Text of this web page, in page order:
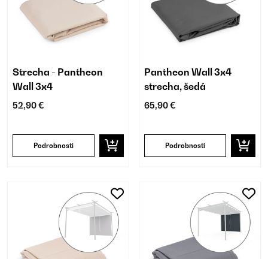
Strecha - Pantheon
Wall 3x4
52,90 €
Podrobnosti
Pantheon Wall 3x4
strecha, šedá
65,90 €
Podrobnosti